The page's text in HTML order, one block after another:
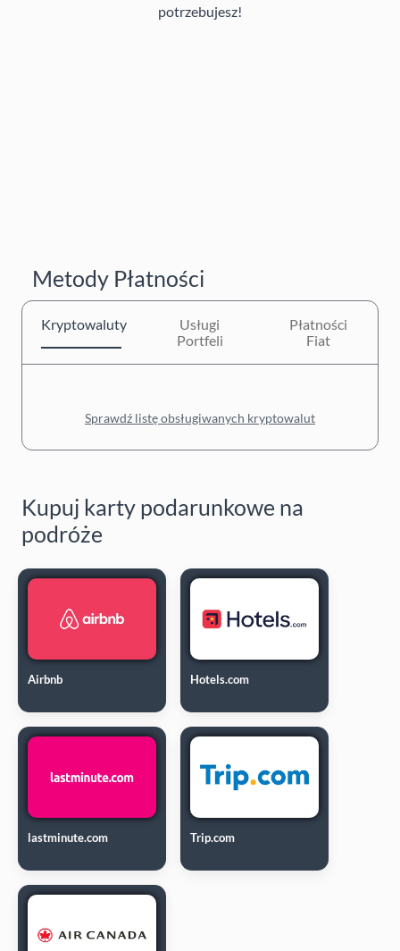
potrzebujesz!
Metody Płatności
Kryptowaluty
Usługi
Portfeli
Płatności
Fiat
Sprawdź listę obsługiwanych kryptowalut
Kupuj karty podarunkowe na
podróże
Airbnb Hotels.com
lastminute.com Trip.com